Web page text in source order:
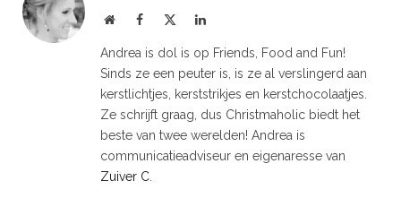
WebsiteFacebook LinkedIn
Andrea is dol is op Friends, Food and Fun!
Sinds ze een peuter is, is ze al verslingerd aan
kerstlichtjes, kerststrikjes en kerstchocolaatjes.
Ze schrijft graag, dus Christmaholic biedt het
beste van twee werelden! Andrea is
communicatieadviseur en eigenaresse van
Zuiver C.